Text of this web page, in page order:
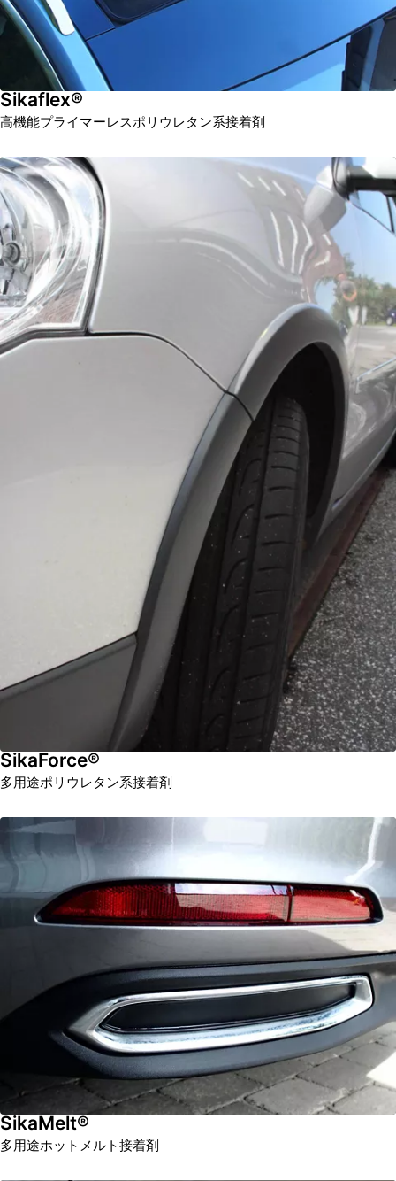
Sikaflex®
高機能プライマーレスポリウレタン系接着剤
SikaForce®
多用途ポリウレタン系接着剤
SikaMelt®
多用途ホットメルト接着剤